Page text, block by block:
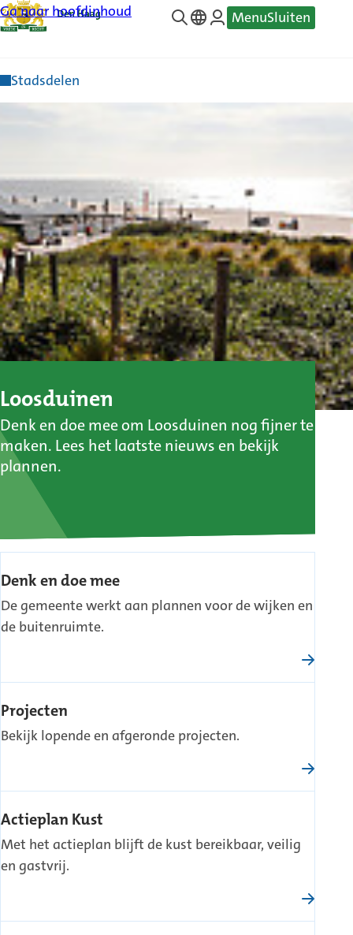
Ga naar hoofdinhoud
—
MenuSluiten
Stadsdelen
Loosduinen
Denk en doe mee om Loosduinen nog fijner te
maken. Lees het laatste nieuws en bekijk
plannen.
Denk en doe mee
De gemeente werkt aan plannen voor de wijken en
de buitenruimte.
Projecten
Bekijk lopende en afgeronde projecten.
Actieplan Kust
Met het actieplan blijft de kust bereikbaar, veilig
en gastvrij.